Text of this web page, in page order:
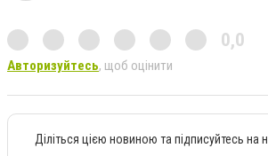
0,0
Авторизуйтесь, щоб оцінити
Діліться цією новиною та підписуйтесь на